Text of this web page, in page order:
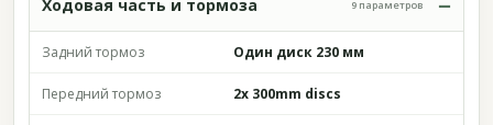
Ходовая часть и тормоза 9 параметров
Задний тормоз Один диск 230 мм
Передний тормоз 2x 300mm discs